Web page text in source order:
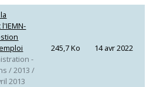
-
/ 2013 /
2013
245,7 Ko 14 avr 2022